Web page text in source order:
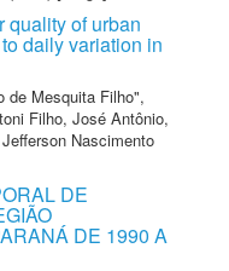
quality of urban
daily variation in
de Mesquita Filho",
Filho, José Antônio,
Nascimento
DE
DE 1990 A